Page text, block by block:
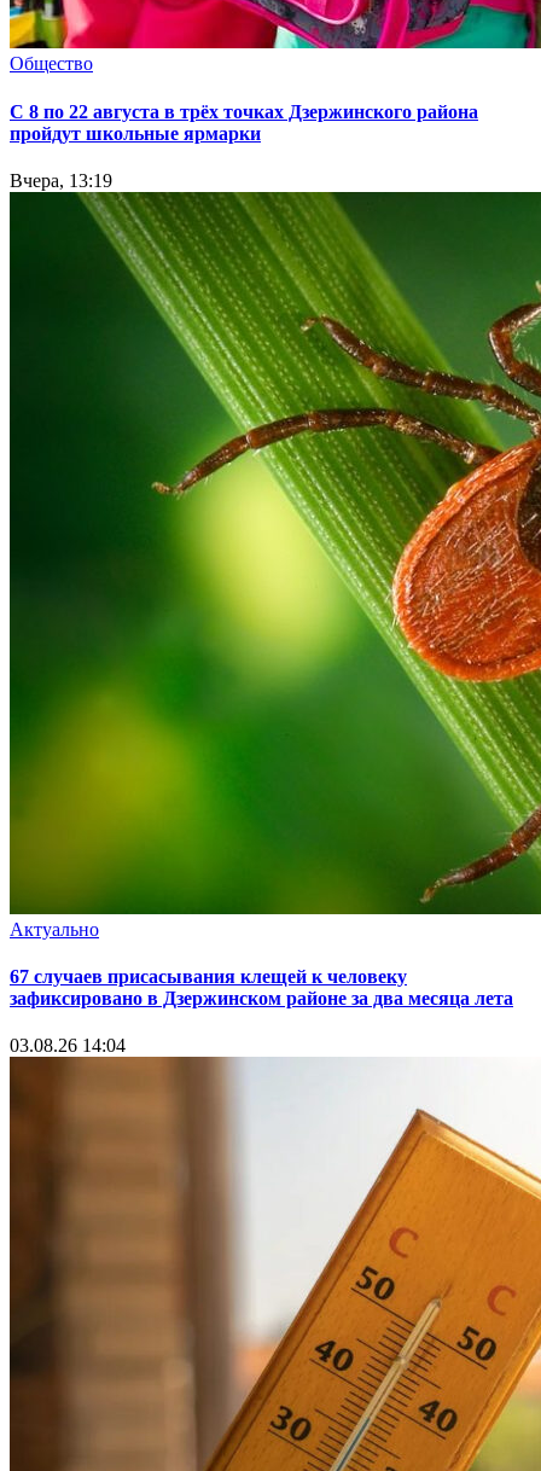
Общество
С 8 по 22 августа в трёх точках Дзержинского района
пройдут школьные ярмарки
Вчера, 13:19
Актуально
67 случаев присасывания клещей к человеку
зафиксировано в Дзержинском районе за два месяца лета
03.08.26 14:04